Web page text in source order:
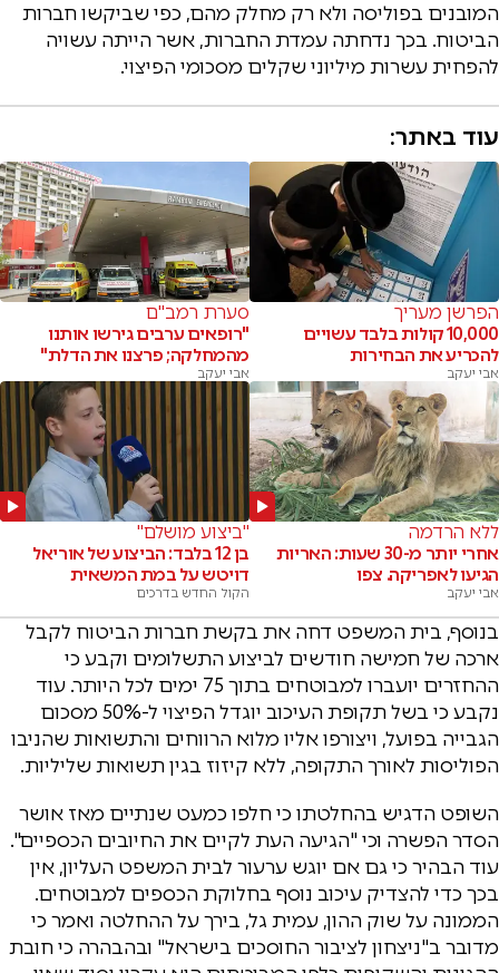
המובנים בפוליסה ולא רק מחלק מהם, כפי שביקשו חברות
הביטוח. בכך נדחתה עמדת החברות, אשר הייתה עשויה
להפחית עשרות מיליוני שקלים מסכומי הפיצוי.
עוד באתר:
הפרשן מעריך
10,000 קולות בלבד עשויים
להכריע את הבחירות
אבי יעקב
סערת רמב"ם
"רופאים ערבים גירשו אותנו
מהמחלקה; פרצנו את הדלת"
אבי יעקב
ללא הרדמה
אחרי יותר מ-30 שעות: האריות
הגיעו לאפריקה. צפו
אבי יעקב
"ביצוע מושלם"
בן 12 בלבד: הביצוע של אוריאל
דויטש על במת המשאית
הקול החדש בדרכים
בנוסף, בית המשפט דחה את בקשת חברות הביטוח לקבל
ארכה של חמישה חודשים לביצוע התשלומים וקבע כי
ההחזרים יועברו למבוטחים בתוך 75 ימים לכל היותר. עוד
נקבע כי בשל תקופת העיכוב יוגדל הפיצוי ל-50% מסכום
הגבייה בפועל, ויצורפו אליו מלוא הרווחים והתשואות שהניבו
הפוליסות לאורך התקופה, ללא קיזוז בגין תשואות שליליות.
השופט הדגיש בהחלטתו כי חלפו כמעט שנתיים מאז אושר
הסדר הפשרה וכי "הגיעה העת לקיים את החיובים הכספיים".
עוד הבהיר כי גם אם יוגש ערעור לבית המשפט העליון, אין
בכך כדי להצדיק עיכוב נוסף בחלוקת הכספים למבוטחים.
הממונה על שוק ההון, עמית גל, בירך על ההחלטה ואמר כי
מדובר ב"ניצחון לציבור החוסכים בישראל" ובהבהרה כי חובת